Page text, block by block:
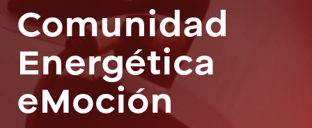
Comunidad
Energética
eMoción